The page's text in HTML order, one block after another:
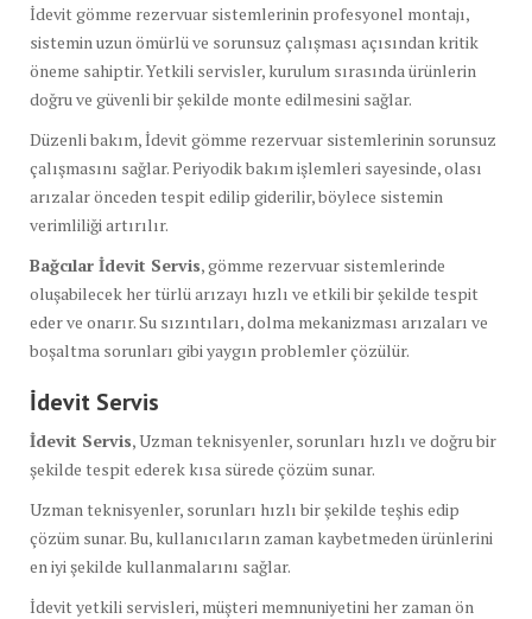
İdevit gömme rezervuar sistemlerinin profesyonel montajı,
sistemin uzun ömürlü ve sorunsuz çalışması açısından kritik
öneme sahiptir. Yetkili servisler, kurulum sırasında ürünlerin
doğru ve güvenli bir şekilde monte edilmesini sağlar.
Düzenli bakım, İdevit gömme rezervuar sistemlerinin sorunsuz
çalışmasını sağlar. Periyodik bakım işlemleri sayesinde, olası
arızalar önceden tespit edilip giderilir, böylece sistemin
verimliliği artırılır.
Bağcılar İdevit Servis, gömme rezervuar sistemlerinde
oluşabilecek her türlü arızayı hızlı ve etkili bir şekilde tespit
eder ve onarır. Su sızıntıları, dolma mekanizması arızaları ve
boşaltma sorunları gibi yaygın problemler çözülür.
İdevit Servis
İdevit Servis, Uzman teknisyenler, sorunları hızlı ve doğru bir
şekilde tespit ederek kısa sürede çözüm sunar.
Uzman teknisyenler, sorunları hızlı bir şekilde teşhis edip
çözüm sunar. Bu, kullanıcıların zaman kaybetmeden ürünlerini
en iyi şekilde kullanmalarını sağlar.
İdevit yetkili servisleri, müşteri memnuniyetini her zaman ön